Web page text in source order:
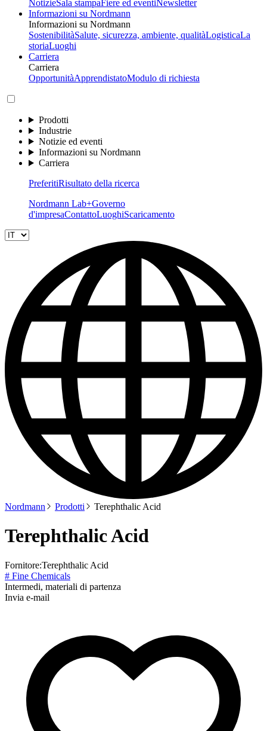
NotizieSala stampaFiere ed eventiNewsletter
Informazioni su Nordmann
Informazioni su Nordmann
SostenibilitàSalute, sicurezza, ambiente, qualitàLogisticaLa
storiaLuoghi
Carriera
Carriera
OpportunitàApprendistatoModulo di richiesta
Prodotti
Industrie
Notizie ed eventi
Informazioni su Nordmann
Carriera
PreferitiRisultato della ricerca
Nordmann Lab+Governo
d'impresaContattoLuoghiScaricamento
Nordmann Prodotti Terephthalic Acid
Terephthalic Acid
Fornitore:Terephthalic Acid
# Fine Chemicals
Intermedi, materiali di partenza
Invia e-mail